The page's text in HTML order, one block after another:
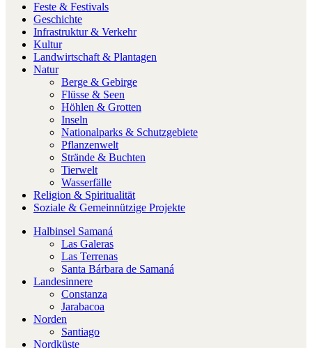
Feste & Festivals
Geschichte
Infrastruktur & Verkehr
Kultur
Landwirtschaft & Plantagen
Natur
Berge & Gebirge
Flüsse & Seen
Höhlen & Grotten
Inseln
Nationalparks & Schutzgebiete
Pflanzenwelt
Strände & Buchten
Tierwelt
Wasserfälle
Religion & Spiritualität
Soziale & Gemeinnützige Projekte
Halbinsel Samaná
Las Galeras
Las Terrenas
Santa Bárbara de Samaná
Landesinnere
Constanza
Jarabacoa
Norden
Santiago
Nordküste